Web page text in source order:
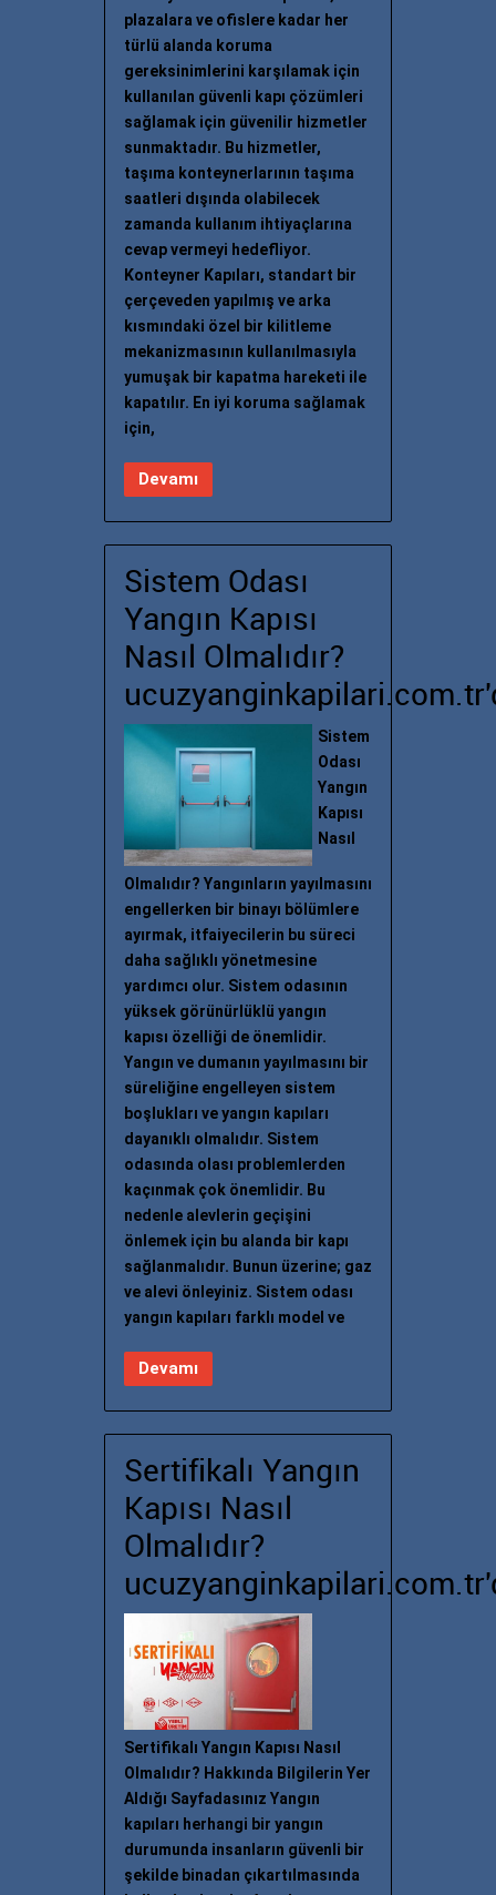
plazalara ve ofislere kadar her
türlü alanda koruma
gereksinimlerini karşılamak için
kullanılan güvenli kapı çözümleri
sağlamak için güvenilir hizmetler
sunmaktadır. Bu hizmetler,
taşıma konteynerlarının taşıma
saatleri dışında olabilecek
zamanda kullanım ihtiyaçlarına
cevap vermeyi hedefliyor.
Konteyner Kapıları, standart bir
çerçeveden yapılmış ve arka
kısmındaki özel bir kilitleme
mekanizmasının kullanılmasıyla
yumuşak bir kapatma hareketi ile
kapatılır. En iyi koruma sağlamak
için,
Devamı
Sistem Odası
Yangın Kapısı
Nasıl Olmalıdır?
Sistem
Odası
Yangın
Kapısı
Nasıl
Olmalıdır? Yangınların yayılmasını
engellerken bir binayı bölümlere
ayırmak, itfaiyecilerin bu süreci
daha sağlıklı yönetmesine
yardımcı olur. Sistem odasının
yüksek görünürlüklü yangın
kapısı özelliği de önemlidir.
Yangın ve dumanın yayılmasını bir
süreliğine engelleyen sistem
boşlukları ve yangın kapıları
dayanıklı olmalıdır. Sistem
odasında olası problemlerden
kaçınmak çok önemlidir. Bu
nedenle alevlerin geçişini
önlemek için bu alanda bir kapı
sağlanmalıdır. Bunun üzerine; gaz
ve alevi önleyiniz. Sistem odası
yangın kapıları farklı model ve
Devamı
Sertifikalı Yangın
Kapısı Nasıl
Olmalıdır?
Sertifikalı Yangın Kapısı Nasıl
Olmalıdır? Hakkında Bilgilerin Yer
Aldığı Sayfadasınız Yangın
kapıları herhangi bir yangın
durumunda insanların güvenli bir
şekilde binadan çıkartılmasında